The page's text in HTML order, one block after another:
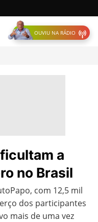
OUVIU NA RÁDIO
a
no Brasil
com 12,5 mil
dos participantes
mais de uma vez